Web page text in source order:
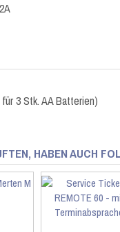
3 Stk. AA Batterien)
HABEN AUCH